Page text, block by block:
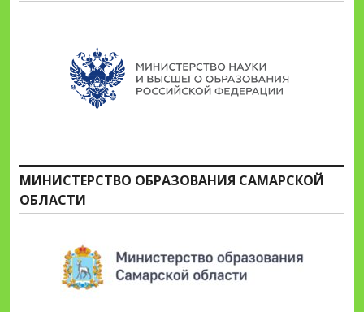
МИНИСТЕРСТВО ОБРАЗОВАНИЯ САМАРСКОЙ
ОБЛАСТИ